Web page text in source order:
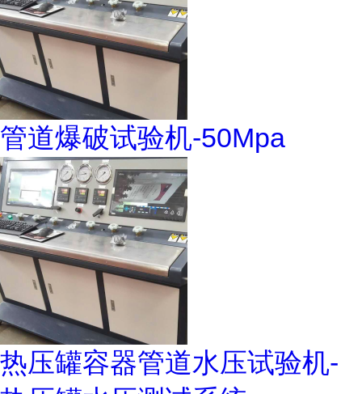
管道爆破试验机-50Mpa
热压罐容器管道水压试验机-